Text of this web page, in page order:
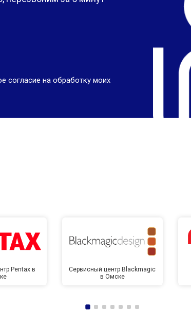
согласие на обработку моих
Pentax в
Сервисный центр Blackmagic
в Омске